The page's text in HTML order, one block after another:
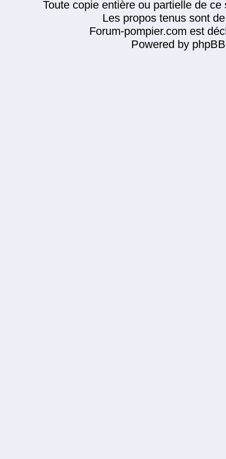
Toute copie entière ou partielle de
Les propos tenus sont
Forum-pompier.com est
Powered by